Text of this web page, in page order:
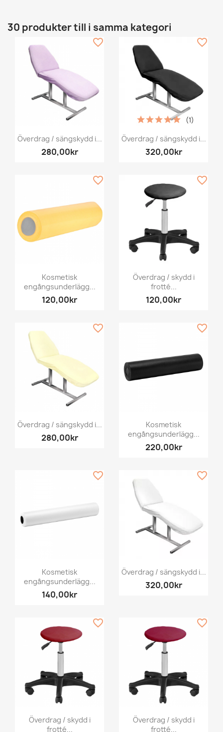
30 produkter till i samma kategori
Överdrag / sängskydd i...
280,00kr
favorite_border
Överdrag / sängskydd i...
320,00kr
(1)
favorite_border
Kosmetisk
engångsunderlägg...
120,00kr
favorite_border
Överdrag / skydd i
frotté...
120,00kr
favorite_border
Överdrag / sängskydd i...
280,00kr
favorite_border
Kosmetisk
engångsunderlägg...
220,00kr
favorite_border
Kosmetisk
engångsunderlägg...
140,00kr
favorite_border
Överdrag / sängskydd i...
320,00kr
favorite_border
Överdrag / skydd i
frotté...
favorite_border
Överdrag / skydd i
frotté...
favorite_border